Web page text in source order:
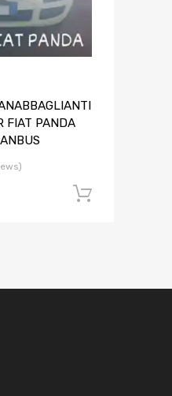
FIAT PANDA